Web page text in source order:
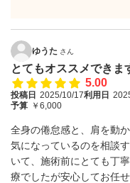
ゆうた さん
とてもオススメできま
5.00
投稿日 2025/10/17利用日
予算 ￥6,000
全身の倦怠感と、肩を動
気になっているのを相談
いて、施術前にとても丁
療でしたが安心してお任